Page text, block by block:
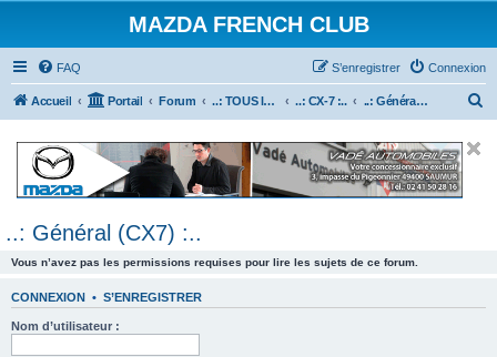
MAZDA FRENCH CLUB
FAQ Connexion
S’enregistrer
Accueil Portail Forum ..: TOUS les Véhicules MAZDA :.. ..: CX-7 :.. ..: Général (CX7) :..
e
..: Général (CX7) :..
Vous n’avez pas les permissions requises pour lire les sujets de ce forum.
CONNEXION • S’ENREGISTRER
Nom d’utilisateur :